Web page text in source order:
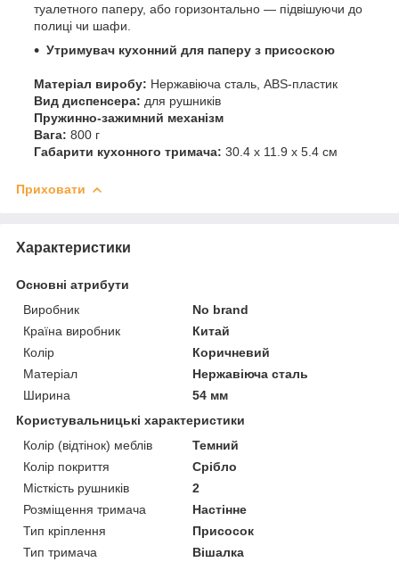
туалетного паперу, або горизонтально — підвішуючи до
полиці чи шафи.
Утримувач кухонний для паперу з присоскою
Матеріал виробу: Нержавіюча сталь, ABS-пластик
Вид диспенсера: для рушників
Пружинно-зажимний механізм
Вага: 800 г
Габарити кухонного тримача: 30.4 х 11.9 х 5.4 см
Приховати
Характеристики
Основні атрибути
Виробник
No brand
Країна виробник
Китай
Колір
Коричневий
Матеріал
Нержавіюча сталь
Ширина
54 мм
Користувальницькі характеристики
Колір (відтінок) меблів
Темний
Колір покриття
Срібло
Місткість рушників
2
Розміщення тримача
Настінне
Тип кріплення
Присосок
Тип тримача
Вішалка